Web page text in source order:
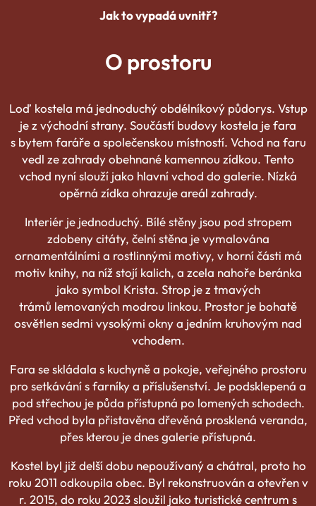
Jak to vypadá uvnitř?
O prostoru
Loď kostela má jednoduchý obdélníkový půdorys. Vstup
je z východní strany. Součástí budovy kostela je fara
s bytem faráře a společenskou místností. Vchod na faru
vedl ze zahrady obehnané kamennou zídkou. Tento
vchod nyní slouží jako hlavní vchod do galerie. Nízká
opěrná zídka ohrazuje areál zahrady.
Interiér je jednoduchý. Bílé stěny jsou pod stropem
zdobeny citáty, čelní stěna je vymalována
ornamentálními a rostlinnými motivy, v horní části má
motiv knihy, na níž stojí kalich, a zcela nahoře beránka
jako symbol Krista. Strop je z tmavých
trámů lemovaných modrou linkou. Prostor je bohatě
osvětlen sedmi vysokými okny a jedním kruhovým nad
vchodem.
Fara se skládala s kuchyně a pokoje, veřejného prostoru
pro setkávání s farníky a příslušenství. Je podsklepená a
pod střechou je půda přístupná po lomených schodech.
Před vchod byla přistavěna dřevěná prosklená veranda,
přes kterou je dnes galerie přístupná.
Kostel byl již delší dobu nepoužívaný a chátral, proto ho
roku 2011 odkoupila obec. Byl rekonstruován a otevřen v
r. 2015, do roku 2023 sloužil jako turistické centrum s